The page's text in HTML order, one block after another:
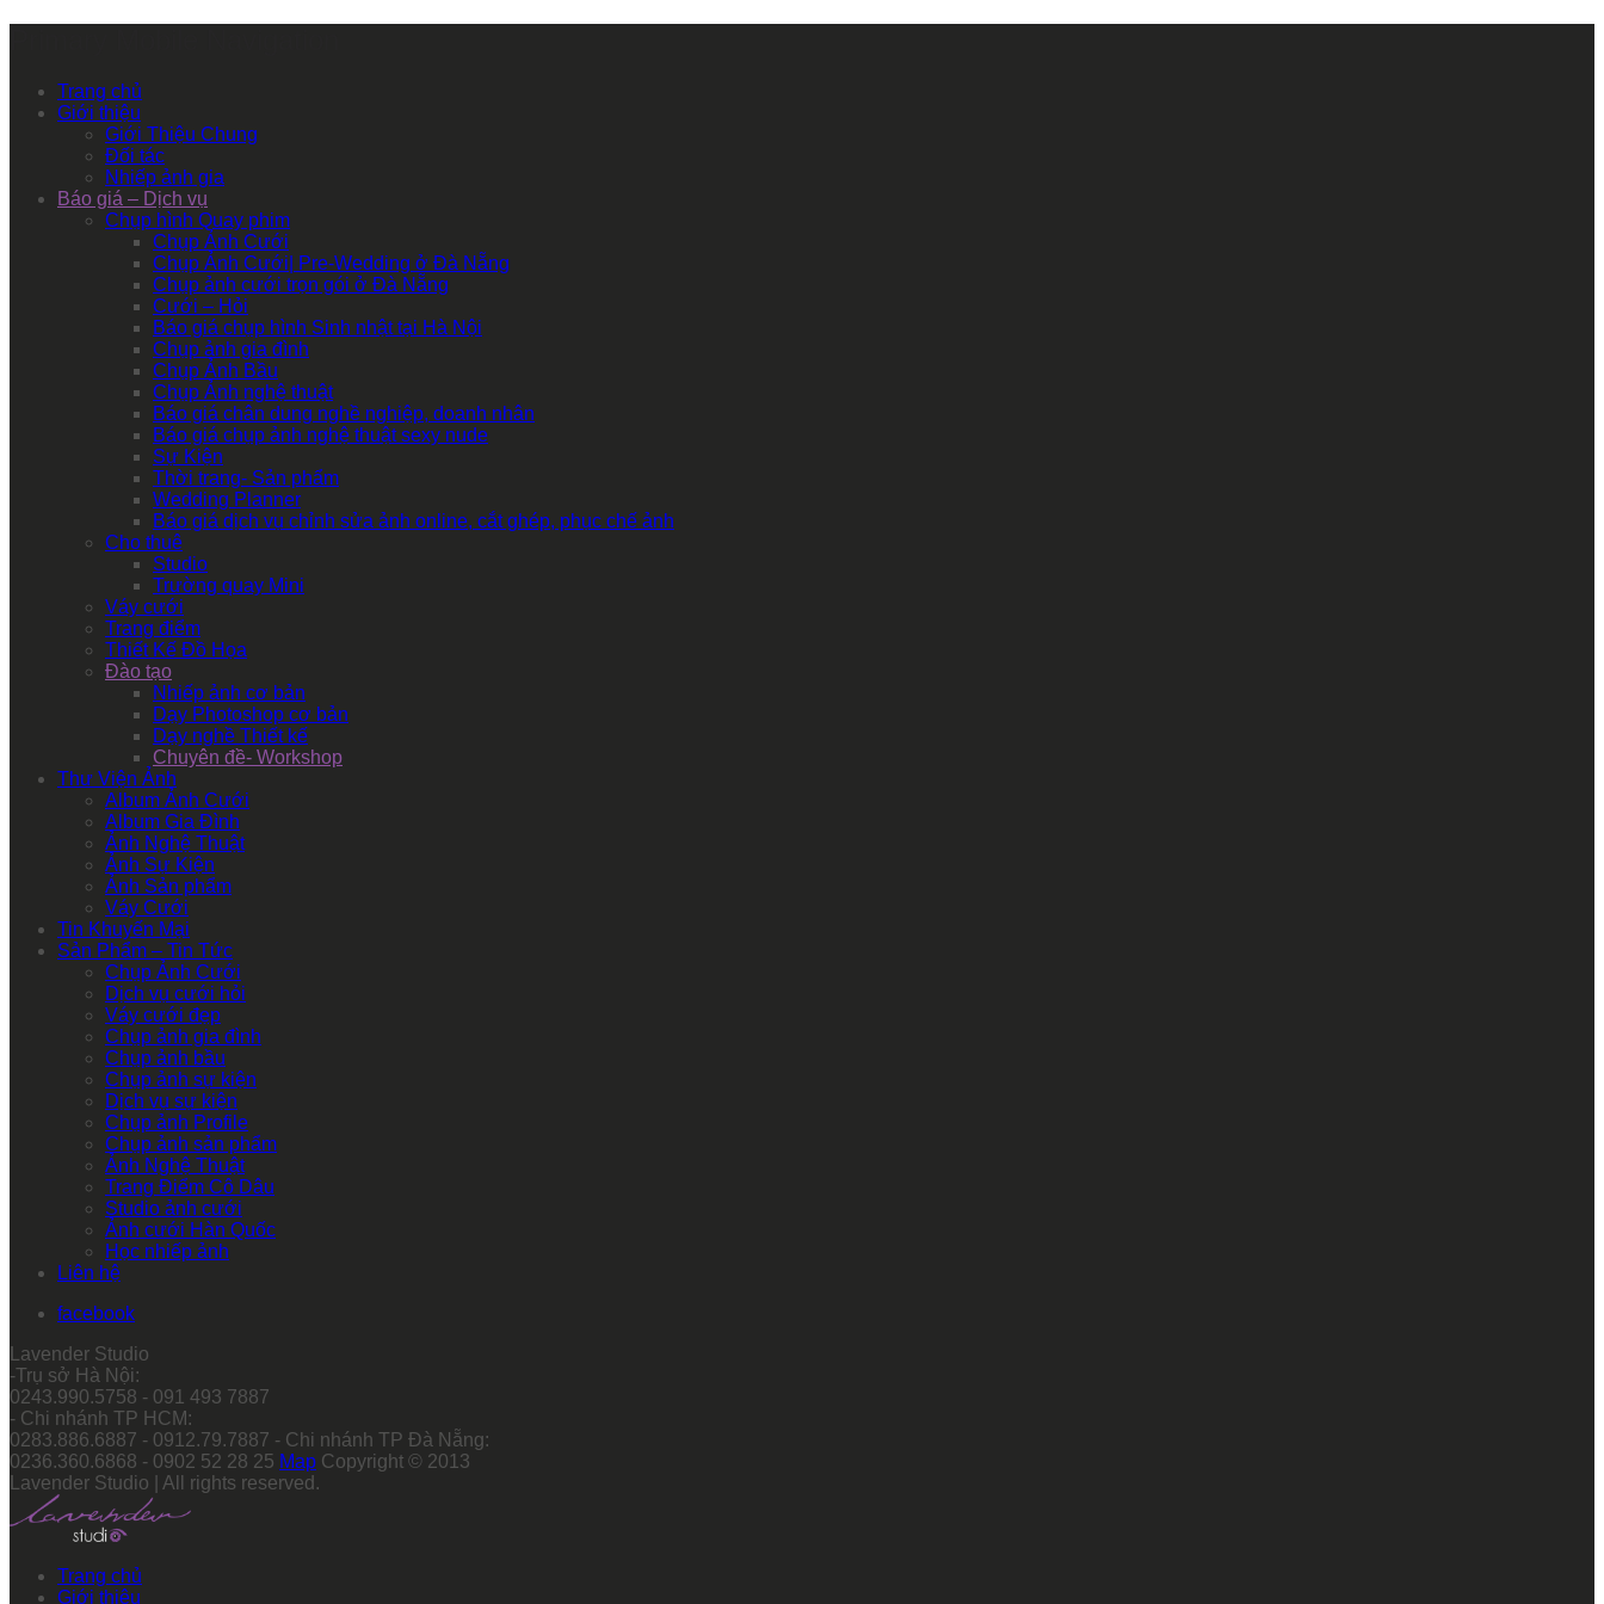
Trang chủ
Giới thiệu
Giới Thiệu Chung
Đối tác
Nhiếp ảnh gia
Báo giá – Dịch vụ
Chụp hình Quay phim
Chụp Ảnh Cưới
Chụp Ảnh Cưới| Pre-Wedding ở Đà Nẵng
Chụp ảnh cưới trọn gói ở Đà Nẵng
Cưới – Hỏi
Báo giá chụp hình Sinh nhật tại Hà Nội
Chụp ảnh gia đình
Chụp Ảnh Bầu
Chụp Ảnh nghệ thuật
Báo giá chân dung nghề nghiệp, doanh nhân
Báo giá chụp ảnh nghệ thuật sexy nude
Sự Kiện
Thời trang- Sản phẩm
Wedding Planner
Báo giá dịch vụ chỉnh sửa ảnh online, cắt ghép, phục chế ảnh
Cho thuê
Studio
Trường quay Mini
Váy cưới
Trang điểm
Thiết Kế Đồ Họa
Đào tạo
Nhiếp ảnh cơ bản
Dạy Photoshop cơ bản
Dạy nghề Thiết kế
Chuyên đề- Workshop
Thư Viện Ảnh
Album Ảnh Cưới
Album Gia Đình
Ảnh Nghệ Thuật
Ảnh Sự Kiện
Ảnh Sản phẩm
Váy Cưới
Tin Khuyến Mại
Sản Phẩm – Tin Tức
Chụp Ảnh Cưới
Dịch vụ cưới hỏi
Váy cưới đẹp
Chụp ảnh gia đình
Chụp ảnh bầu
Chụp ảnh sự kiện
Dịch vụ sự kiện
Chụp ảnh Profile
Chụp ảnh sản phẩm
Ảnh Nghệ Thuật
Trang Điểm Cô Dâu
Studio ảnh cưới
Ảnh cưới Hàn Quốc
Học nhiếp ảnh
Liên hệ
facebook
Lavender Studio
-Trụ sở Hà Nội:
0243.990.5758 - 091 493 7887
- Chi nhánh TP HCM:
0283.886.6887 - 0912.79.7887 - Chi nhánh TP Đà Nẵng:
0236.360.6868 - 0902 52 28 25 Map Copyright © 2013
Lavender Studio | All rights reserved.
Trang chủ
Giới thiệu